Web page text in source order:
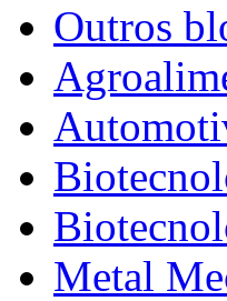
Outros
Metal